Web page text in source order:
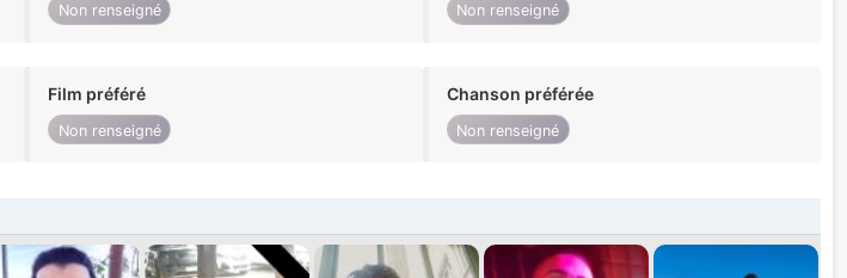
Non renseigné Non renseigné
Film préféré
Non renseigné
Chanson préférée
Non renseigné